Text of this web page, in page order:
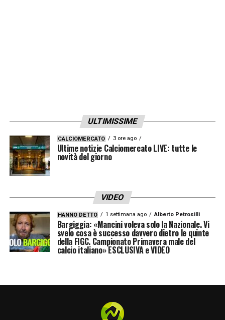
ULTIMISSIME
CALCIOMERCATO 3 ore ago
Ultime notizie Calciomercato LIVE: tutte le
novità del giorno
VIDEO
HANNO DETTO 1 settimana ago Alberto Petrosilli
Bargiggia: «Mancini voleva solo la Nazionale. Vi
svelo cosa è successo davvero dietro le quinte
della FIGC. Campionato Primavera male del
calcio italiano» ESCLUSIVA e VIDEO